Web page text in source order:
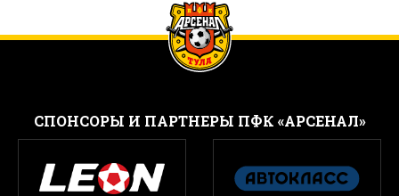
CПОНСОРЫ И ПАРТНЕРЫ ПФК «АРСЕНАЛ»